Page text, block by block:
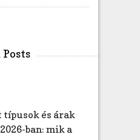
és árak
ban: mik a